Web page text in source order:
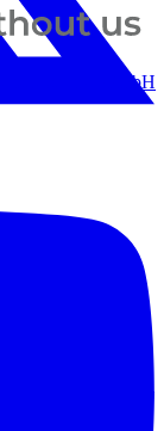
- GmbH